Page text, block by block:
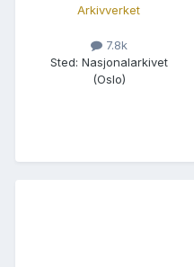
Arkivverket
7.8k
Sted: Nasjonalarkivet
(Oslo)